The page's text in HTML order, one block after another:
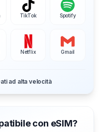
TikTok Spotify
Netflix Gmail
ad alta velocità
con eSIM?